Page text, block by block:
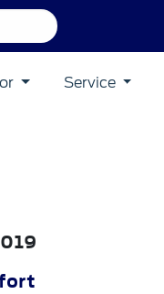
Service